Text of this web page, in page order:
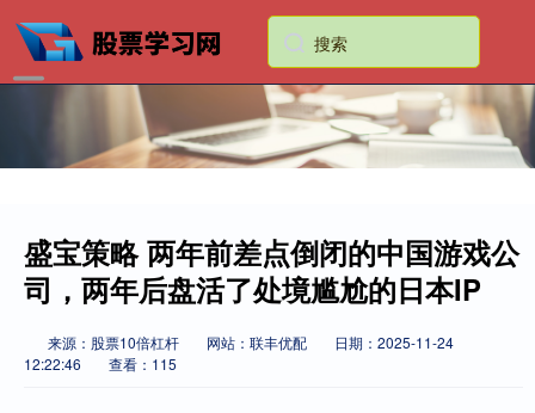
盛宝策略 两年前差点倒闭的中国游戏公
司，两年后盘活了处境尴尬的日本IP
来源：股票10倍杠杆 网站：联丰优配
日期：2025-11-24
12:22:46
查看：115